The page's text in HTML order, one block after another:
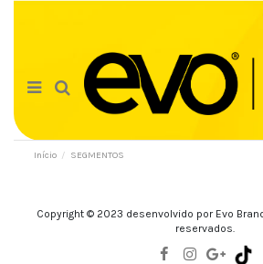
Início SEGMENTOS
Copyright © 2023 desenvolvido por Evo
reservados.